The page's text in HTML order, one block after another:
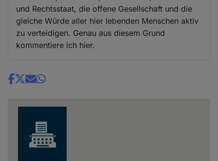
und Rechtsstaat, die offene Gesellschaft und die
gleiche Würde aller hier lebenden Menschen aktiv
zu verteidigen. Genau aus diesem Grund
kommentiere ich hier.
Share